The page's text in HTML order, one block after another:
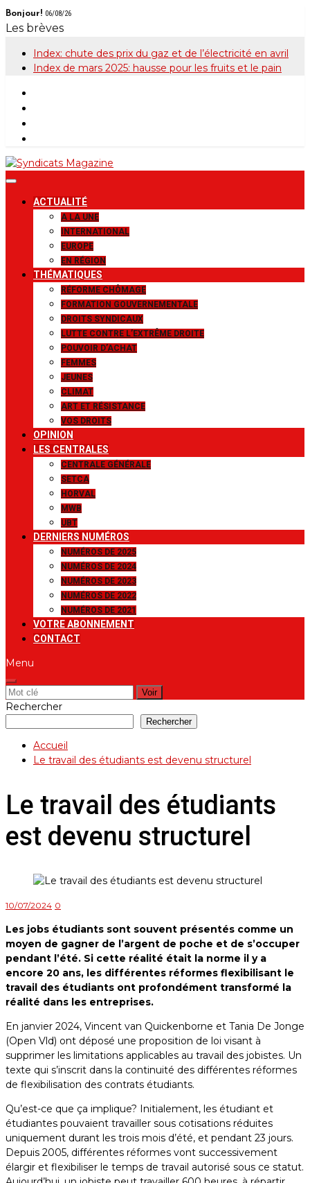
Skip
to
Bonjour! 06/08/26
Les brèves
Index: chute des prix du gaz et de l’électricité en avril
Index de mars 2025: hausse pour les fruits et le pain
Syndicats
Magazine
Le magazine de la FGTB
ACTUALITÉ
A LA UNE
INTERNATIONAL
EUROPE
EN RÉGION
THÉMATIQUES
RÉFORME CHÔMAGE
FORMATION GOUVERNEMENTALE
DROITS SYNDICAUX
LUTTE CONTRE L’EXTRÊME DROITE
POUVOIR D’ACHAT
FEMMES
JEUNES
CLIMAT
ART ET RÉSISTANCE
VOS DROITS
OPINION
LES CENTRALES
CENTRALE GÉNÉRALE
SETCA
HORVAL
MWB
UBT
DERNIERS NUMÉROS
NUMÉROS DE 2025
NUMÉROS DE 2024
NUMÉROS DE 2023
NUMÉROS DE 2022
NUMÉROS DE 2021
VOTRE ABONNEMENT
CONTACT
Menu
Rechercher:
Rechercher
Rechercher
Accueil
Le travail des étudiants est devenu structurel
Le travail des étudiants
est devenu structurel
10/07/2024 0
Les jobs étudiants sont souvent présentés comme un
moyen de gagner de l’argent de poche et de s’occuper
pendant l’été. Si cette réalité était la norme il y a
encore 20 ans, les différentes réformes flexibilisant le
travail des étudiants ont profondément transformé la
réalité dans les entreprises.
En janvier 2024, Vincent van Quickenborne et Tania De Jonge
(Open Vld) ont déposé une proposition de loi visant à
supprimer les limitations applicables au travail des jobistes. Un
texte qui s’inscrit dans la continuité des différentes réformes
de flexibilisation des contrats étudiants.
Qu’est-ce que ça implique? Initialement, les étudiant et
étudiantes pouvaient travailler sous cotisations réduites
uniquement durant les trois mois d’été, et pendant 23 jours.
Depuis 2005, différentes réformes vont successivement
élargir et flexibiliser le temps de travail autorisé sous ce statut.